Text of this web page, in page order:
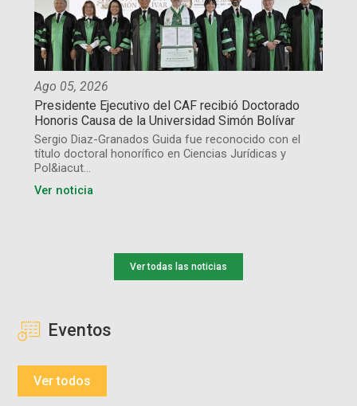
Ago 05, 2026
Presidente Ejecutivo del CAF recibió Doctorado
Honoris Causa de la Universidad Simón Bolívar
Sergio Diaz-Granados Guida fue reconocido con el
título doctoral honorífico en Ciencias Jurídicas y
Pol&iacut...
Ver noticia
Ver todas las noticias
Eventos
Ver todos